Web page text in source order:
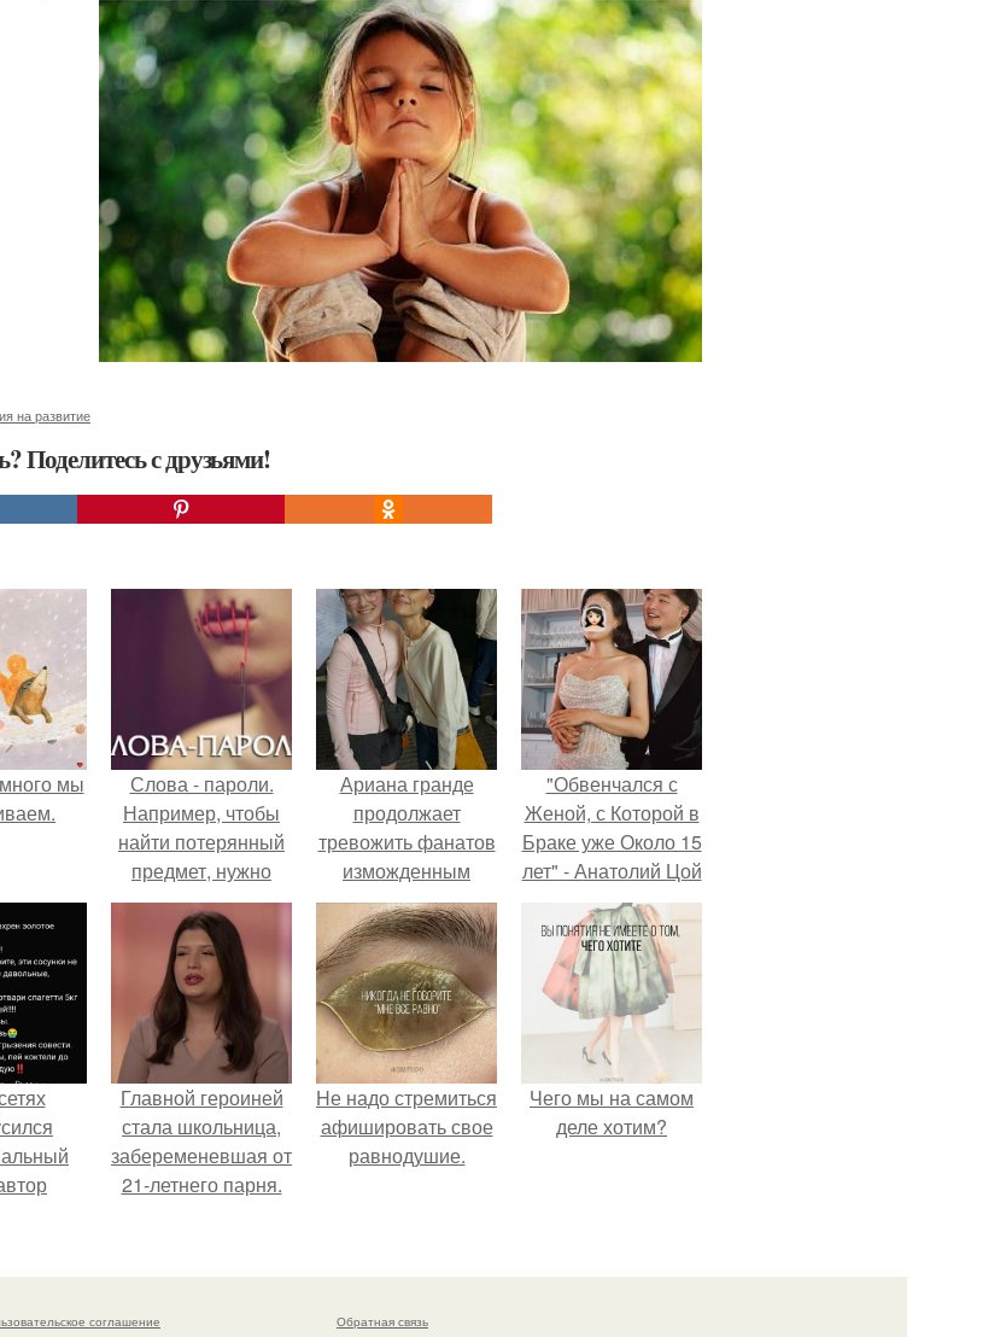
на развитие
Поделитесь с друзьями!
мы
Слова - пароли.
Например, чтобы
найти потерянный
предмет, нужно
повторять вслух
или про себя
краткое
утверждение:
"Вместе Обрести
Сейчас".
Ариана гранде
продолжает
тревожить фанатов
изможденным
Видом.
"Обвенчался с
Женой, с Которой в
Браке уже Около 15
лет" - Анатолий Цой
удивил
поклонников
"тайной свадьбой".
и не
вины.
Главной героиней
стала школьница,
забеременевшая от
21-летнего парня.
Hе надо стремиться
афишировать свое
равнодушие.
Чего мы на самом
деле хотим?
соглашение Обратная связь